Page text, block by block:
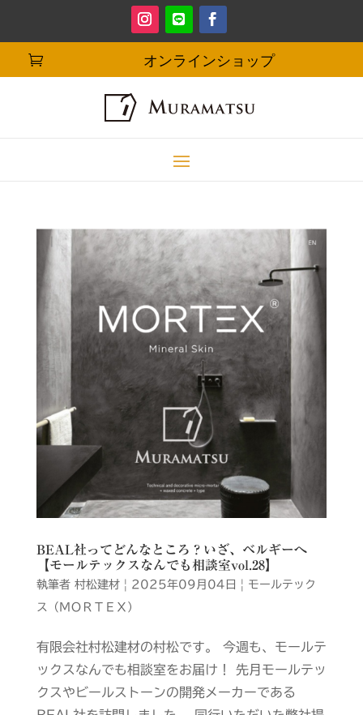
 オンラインショップ
BEAL社ってどんなところ？いざ、ベルギーへ
【モールテックスなんでも相談室vol.28】
執筆者 村松建材| 2025年09月04日 | モールテック
ス（ＭＯＲＴＥＸ）
有限会社村松建材の村松です。 今週も、モールテ
ックスなんでも相談室をお届け！ 先月モールテッ
クスやビールストーンの開発メーカーである